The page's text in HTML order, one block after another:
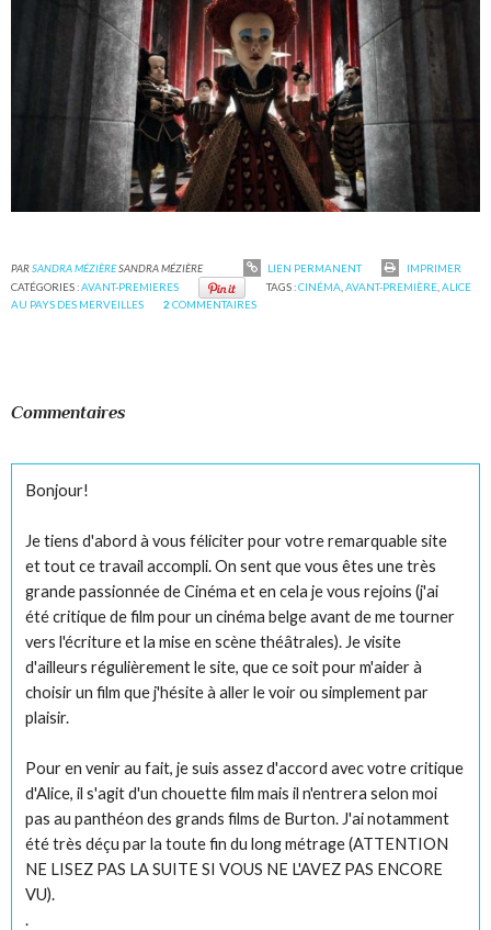
PARSANDRA MÉZIÈRESANDRA MÉZIÈRE LIEN PERMANENT
IMPRIMER
CATÉGORIES :AVANT-PREMIERES TAGS :CINÉMA AVANT-PREMIÈRE, ALICE
AU PAYS DES MERVEILLES
2 COMMENTAIRES
Commentaires
Bonjour!
Je tiens d'abord à vous féliciter pour votre remarquable site
et tout ce travail accompli. On sent que vous êtes une très
grande passionnée de Cinéma et en cela je vous rejoins (j'ai
été critique de film pour un cinéma belge avant de me tourner
vers l'écriture et la mise en scène théâtrales). Je visite
d'ailleurs régulièrement le site, que ce soit pour m'aider à
choisir un film que j'hésite à aller le voir ou simplement par
plaisir.
Pour en venir au fait, je suis assez d'accord avec votre critique
d'Alice, il s'agit d'un chouette film mais il n'entrera selon moi
pas au panthéon des grands films de Burton. J'ai notamment
été très déçu par la toute fin du long métrage (ATTENTION
NE LISEZ PAS LA SUITE SI VOUS NE L'AVEZ PAS ENCORE
VU).
.